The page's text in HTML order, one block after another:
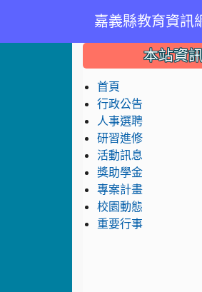
嘉義縣教育資訊
::: 本站資
首頁
行政公告
人事選聘
研習進修
活動訊息
獎助學金
專案計畫
校園動態
重要行事